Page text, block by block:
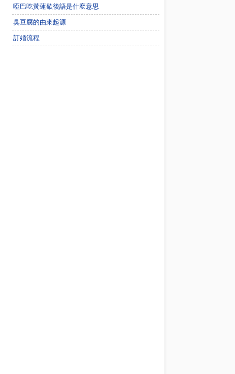
啞巴吃黃蓮歇後語是什麼意思
臭豆腐的由來起源
訂婚流程